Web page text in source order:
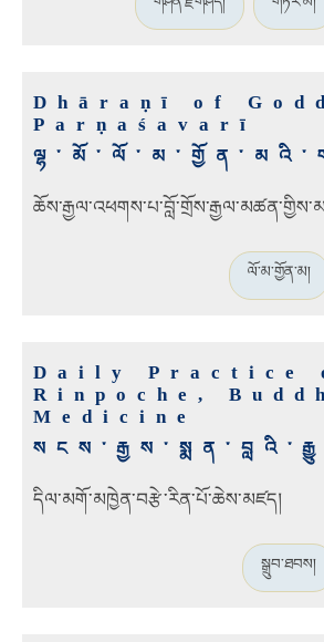
Dhāraṇī of
Parṇaśavarī
ལོ་མ་གྱོན་མ།
Daily Practice
Rinpoche,
Medicine
དིལ་མགོ་མཁྱེན་བརྩེ་རིན་པོ་ཆེས་མཛད།
སྒྲུབ་ཐབས།